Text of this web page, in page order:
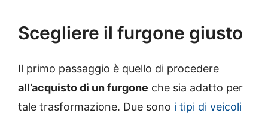
Scegliere il furgone giusto
Il primo passaggio è quello di procedere
all’acquisto di un furgone che sia adatto per
tale trasformazione. Due sono i tipi di veicoli